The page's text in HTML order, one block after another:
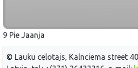
9 Pie Jaanja
© Lauku celotajs, Kalnciema street